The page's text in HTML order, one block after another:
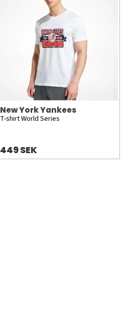
New York Yankees
T-shirt World Series
449 SEK